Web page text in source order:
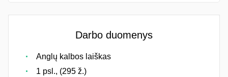
Darbo duomenys
Anglų kalbos laiškas
1 psl., (295 ž.)